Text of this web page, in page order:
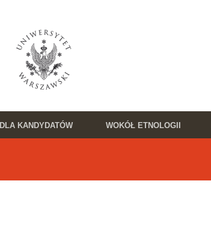
DLA KANDYDATÓW WOKÓŁ ETNOLOGII